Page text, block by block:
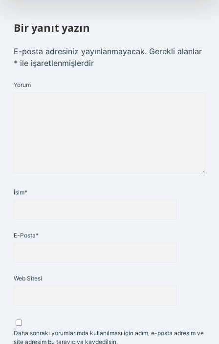
Bir yanıt yazın
E-posta adresiniz yayınlanmayacak. Gerekli alanlar
* ile işaretlenmişlerdir
Yorum
İsim*
E-Posta*
Web Sitesi
Daha sonraki yorumlarımda kullanılması için adım, e-posta adresim ve
site adresim bu tarayıcıya kaydedilsin.